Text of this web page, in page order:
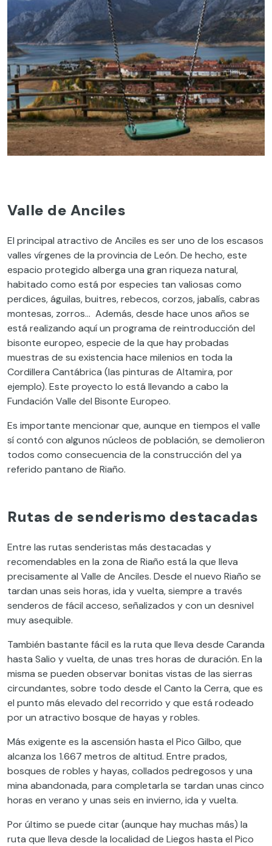
Valle de Anciles
El principal atractivo de Anciles es ser uno de los escasos
valles vírgenes de la provincia de León. De hecho, este
espacio protegido alberga una gran riqueza natural,
habitado como está por especies tan valiosas como
perdices, águilas, buitres, rebecos, corzos, jabalís, cabras
montesas, zorros… Además, desde hace unos años se
está realizando aquí un programa de reintroducción del
bisonte europeo, especie de la que hay probadas
muestras de su existencia hace milenios en toda la
Cordillera Cantábrica (las pinturas de Altamira, por
ejemplo). Este proyecto lo está llevando a cabo la
Fundación Valle del Bisonte Europeo.
Es importante mencionar que, aunque en tiempos el valle
sí contó con algunos núcleos de población, se demolieron
todos como consecuencia de la construcción del ya
referido pantano de Riaño.
Rutas de senderismo destacadas
Entre las rutas senderistas más destacadas y
recomendables en la zona de Riaño está la que lleva
precisamente al Valle de Anciles. Desde el nuevo Riaño se
tardan unas seis horas, ida y vuelta, siempre a través
senderos de fácil acceso, señalizados y con un desnivel
muy asequible.
También bastante fácil es la ruta que lleva desde Caranda
hasta Salio y vuelta, de unas tres horas de duración. En la
misma se pueden observar bonitas vistas de las sierras
circundantes, sobre todo desde el Canto la Cerra, que es
el punto más elevado del recorrido y que está rodeado
por un atractivo bosque de hayas y robles.
Más exigente es la ascensión hasta el Pico Gilbo, que
alcanza los 1.667 metros de altitud. Entre prados,
bosques de robles y hayas, collados pedregosos y una
mina abandonada, para completarla se tardan unas cinco
horas en verano y unas seis en invierno, ida y vuelta.
Por último se puede citar (aunque hay muchas más) la
ruta que lleva desde la localidad de Liegos hasta el Pico